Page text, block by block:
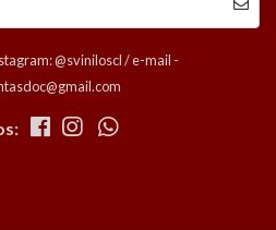
@sviniloscl / e-mail -